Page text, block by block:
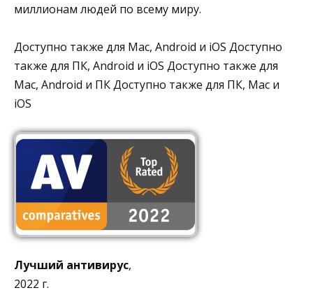
миллионам людей по всему миру.
Доступно также для Mac, Android и iOS Доступно
также для ПК, Android и iOS Доступно также для
Mac, Android и ПК Доступно также для ПК, Mac и
iOS
Лучший антивирус,
2022 г.